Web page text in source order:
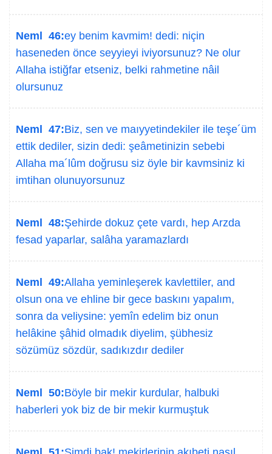
Neml 46:ey benim kavmim! dedi: niçin
haseneden önce seyyieyi iviyorsunuz? Ne olur
Allaha istiğfar etseniz, belki rahmetine nâil
olursunuz
Neml 47:Biz, sen ve maıyyetindekiler ile teşe´üm
ettik dediler, sizin dedi: şeâmetinizin sebebi
Allaha ma´lûm doğrusu siz öyle bir kavmsiniz ki
imtihan olunuyorsunuz
Neml 48:Şehirde dokuz çete vardı, hep Arzda
fesad yaparlar, salâha yaramazlardı
Neml 49:Allaha yeminleşerek kavlettiler, and
olsun ona ve ehline bir gece baskını yapalım,
sonra da veliysine: yemîn edelim biz onun
helâkine şâhid olmadık diyelim, şübhesiz
sözümüz sözdür, sadıkızdır dediler
Neml 50:Böyle bir mekir kurdular, halbuki
haberleri yok biz de bir mekir kurmuştuk